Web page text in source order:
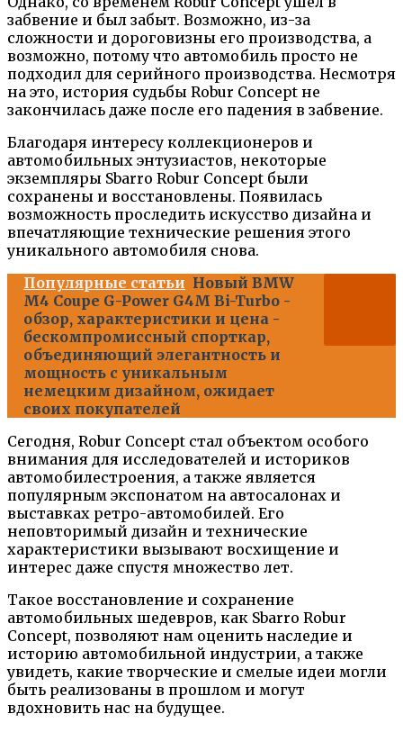
забвение и был забыт. Возможно, из-за
сложности и дороговизны его производства, а
возможно, потому что автомобиль просто не
подходил для серийного производства. Несмотря
на это, история судьбы Robur Concept не
закончилась даже после его падения в забвение.
Благодаря интересу коллекционеров и
автомобильных энтузиастов, некоторые
экземпляры Sbarro Robur Concept были
сохранены и восстановлены. Появилась
возможность проследить искусство дизайна и
впечатляющие технические решения этого
уникального автомобиля снова.
Популярные статьи Новый BMW
M4 Coupe G-Power G4M Bi-Turbo -
обзор, характеристики и цена -
бескомпромиссный спорткар,
объединяющий элегантность и
мощность с уникальным
немецким дизайном, ожидает
своих покупателей
Сегодня, Robur Concept стал объектом особого
внимания для исследователей и историков
автомобилестроения, а также является
популярным экспонатом на автосалонах и
выставках ретро-автомобилей. Его
неповторимый дизайн и технические
характеристики вызывают восхищение и
интерес даже спустя множество лет.
Такое восстановление и сохранение
автомобильных шедевров, как Sbarro Robur
Concept, позволяют нам оценить наследие и
историю автомобильной индустрии, а также
увидеть, какие творческие и смелые идеи могли
быть реализованы в прошлом и могут
вдохновить нас на будущее.